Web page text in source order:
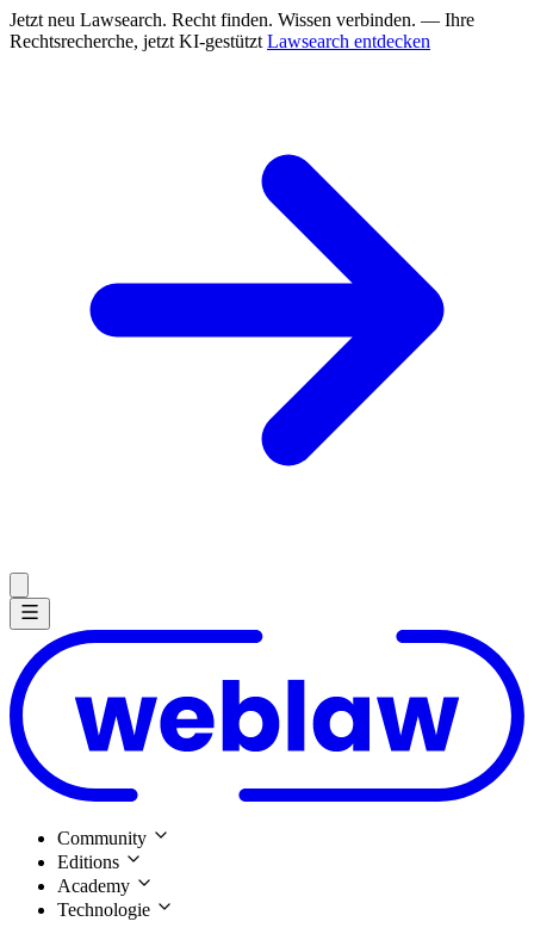
Jetzt neu Lawsearch. Recht finden. Wissen verbinden. — Ihre
Rechtsrecherche, jetzt KI-gestützt Lawsearch entdecken
Community
Editions
Academy
Technologie